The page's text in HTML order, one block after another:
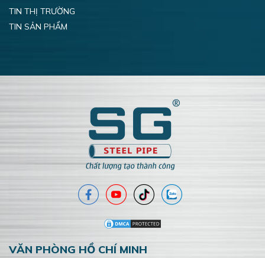
TIN THỊ TRƯỜNG
TIN SẢN PHẨM
VĂN PHÒNG HỒ CHÍ MINH